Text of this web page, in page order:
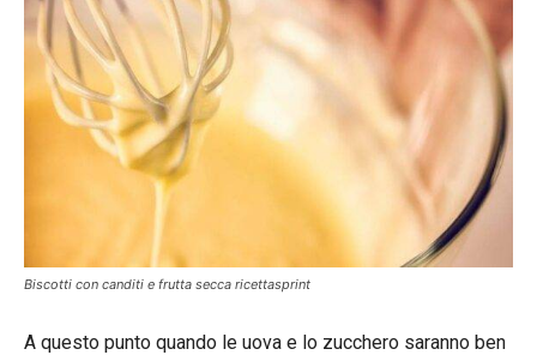
Biscotti con canditi e frutta secca ricettasprint
A questo punto quando le uova e lo zucchero saranno ben